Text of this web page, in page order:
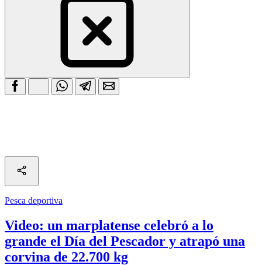
Pesca deportiva
Video: un marplatense celebró a lo
grande el Día del Pescador y atrapó una
corvina de 22.700 kg